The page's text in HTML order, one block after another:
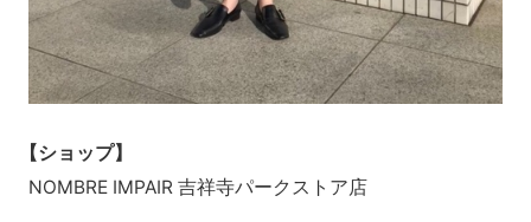
【ショップ】
NOMBRE IMPAIR 吉祥寺パークストア店